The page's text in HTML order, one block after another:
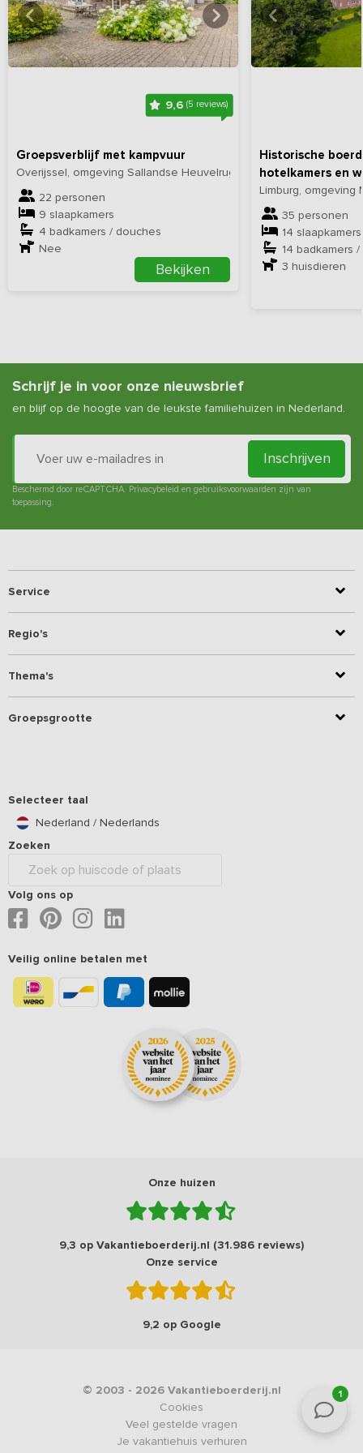
1
9,6(5 reviews)
Groepsverblijf met kampvuur
Overijssel, omgeving Sallandse Heuvelrug
22 personen
9 slaapkamers
4 badkamers / douches
Nee
Bekijken
Bekijkhieralle foto's
Historische
hotelkamers en
Limburg, omgeving
35 personen
14 slaapkamers
14 badkamers
3 huisdieren
Bekijk
Schrijf je in voor onze nieuwsbrief
en blijf op de hoogte van de leukste familiehuizen in Nederland.
Inschrijven
Beschermd door reCAPTCHA. Privacybeleid en gebruiksvoorwaarden zijn van
toepassing.
Service
Regio's
Thema's
Groepsgrootte
Selecteer taal
Nederland / Nederlands
Zoeken
Volg ons op
Veilig online betalen met
Onze huizen
9,3 op Vakantieboerderij.nl (31.986 reviews)
Onze service
9,2 op Google
© 2003 - 2026 Vakantieboerderij.nl
Cookies
Veel gestelde vragen
Je vakantiehuis verhuren